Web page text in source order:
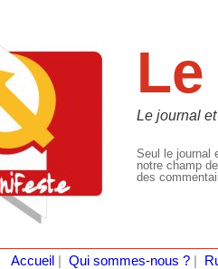
Le journal
Seul le journal
notre champ
des
Accueil Qui sommes-nous ?|